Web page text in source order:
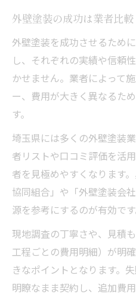
び方
埼玉県で多い外壁
策
外壁塗装でよくあ
悪質な外壁塗装業
方法
埼玉県で助成金を活
外壁塗装助成金の
やすく解説
埼玉県の外壁塗装
外壁塗装の成功は業者比
外壁塗装を成功させるため
し、それぞれの実績や信頼
かせません。業者によって
ー、費用が大きく異なるた
す。
埼玉県には多くの外壁塗装
者リストや口コミ評価を活
者を見極めやすくなります
協同組合」や「外壁塗装会
源を参考にするのが有効です
現地調査の丁寧さや、見積
工程ごとの費用明細）が明
きなポイントとなります。
明瞭なまま契約し、追加費